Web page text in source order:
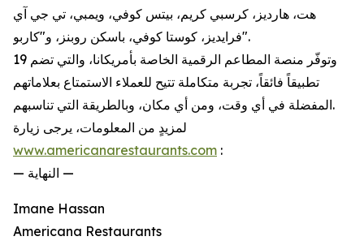
هت، هارديز، كرسبي كريم، بيتس كوفي، ويمبي، تي جي آي
فرايديز، كوستا كوفي، باسكن روبنز، و"كاربو".
وتوفّر منصة المطاعم الرقمية الخاصة بأمريكانا، والتي تضم 19
تطبيقاً فائقاً، تجربة متكاملة تتيح للعملاء الاستمتاع بعلاماتهم
المفضلة في أي وقت، ومن أي مكان، وبالطريقة التي تناسبهم.
لمزيدٍ من المعلومات، يرجى زيارة
www.americanarestaurants.com :
— النهاية —
Imane Hassan
Americana Restaurants